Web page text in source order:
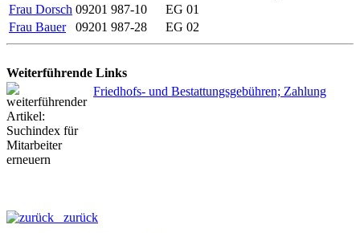
Frau Dorsch 09201 987-10
EG 01
Frau Bauer
09201 987-28 EG 02
Weiterführende Links
Friedhofs- und Bestattungsgebühren; Zahlung
zurück